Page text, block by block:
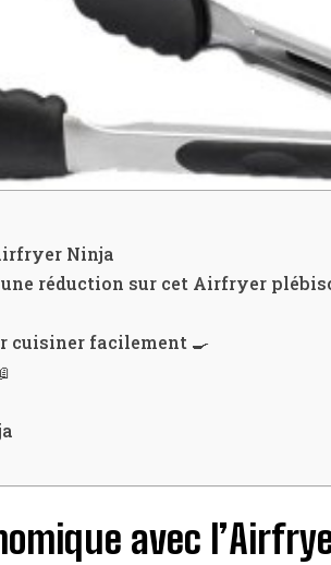
: une offre
Ninja
une réduction sur cet Airfryer
cuisiner facilement 🍳
avec